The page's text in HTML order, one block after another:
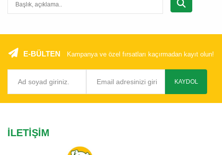
BRIT
CANSER
CAT CHOW
CAT'S BEST
CATTIE
CROCUS
E-BÜLTEN Kampanya ve özel fırsatları kaçırmadan kayıt olun!
KAYDOL
İLETIŞIM